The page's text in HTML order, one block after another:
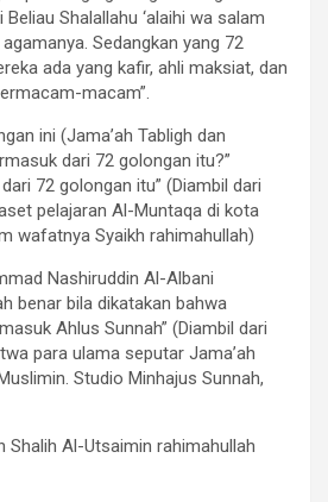
Shalallahu ‘alaihi wa salam
Sedangkan yang 72
ada yang kafir, ahli maksiat, dan
macam”.
ini (Jama’ah Tabligh dan
dari 72 golongan itu?”
72 golongan itu” (Diambil dari
pelajaran Al-Muntaqa di kota
wafatnya Syaikh rahimahullah)
Nashiruddin Al-Albani
benar bila dikatakan bahwa
Ahlus Sunnah” (Diambil dari
para ulama seputar Jama’ah
Studio Minhajus Sunnah,
Shalih Al-Utsaimin rahimahullah